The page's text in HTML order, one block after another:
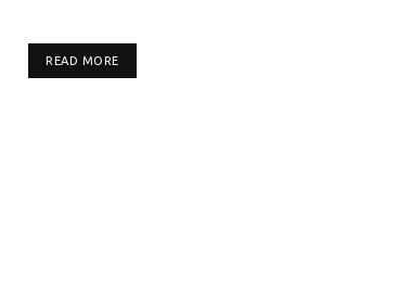
READ MOREDETAILS